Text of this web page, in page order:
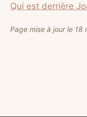
Qui est derrière
Page mise à jour le 18